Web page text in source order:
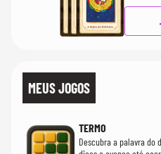
MEUS JOGOS
TERMO
Descubra a palavra do